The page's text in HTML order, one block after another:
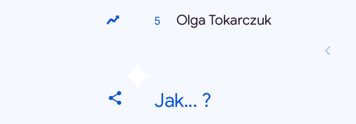
Olga Tokarczuk
Jak... ?